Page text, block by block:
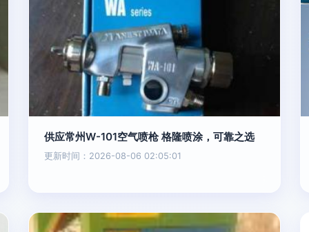
供应常州W-101空气喷枪 格隆喷涂，可靠之选
更新时间：2026-08-06 02:05:01